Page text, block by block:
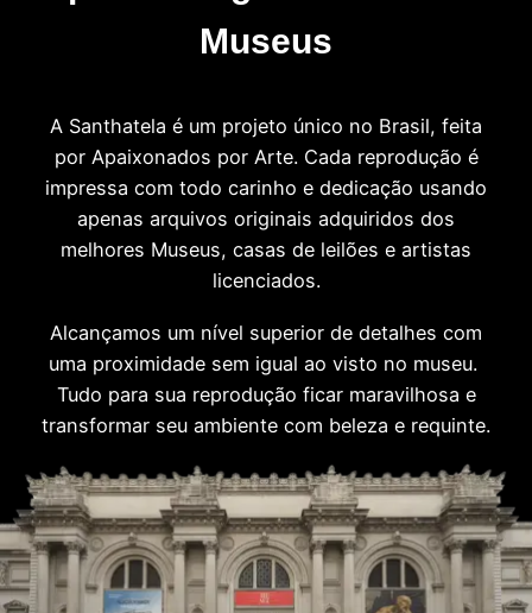
Museus
A Santhatela é um projeto único no Brasil, feita
por Apaixonados por Arte. Cada reprodução é
impressa com todo carinho e dedicação usando
apenas arquivos originais adquiridos dos
melhores Museus, casas de leilões e artistas
licenciados.
Alcançamos um nível superior de detalhes com
uma proximidade sem igual ao visto no museu.
Tudo para sua reprodução ficar maravilhosa e
transformar seu ambiente com beleza e requinte.